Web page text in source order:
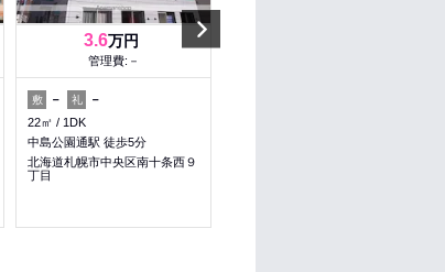
3.6万円
管理費:－
敷 － 礼
－
22㎡
1DK
中島公園通駅 徒歩5分
北海道札幌市中央区南十条西９
丁目